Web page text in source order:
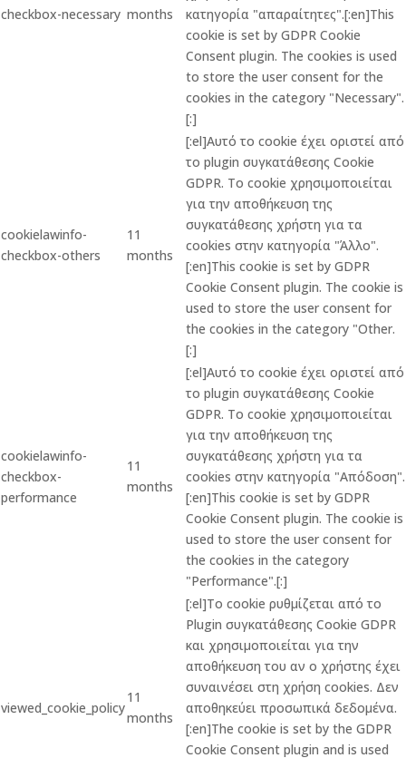
checkbox-necessary months
κατηγορία "απαραίτητες".[:en]This
cookie is set by GDPR Cookie
Consent plugin. The cookies is used
to store the user consent for the
cookies in the category "Necessary".
[:]
cookielawinfo-
checkbox-others
11
months
[:el]Αυτό το cookie έχει οριστεί από
το plugin συγκατάθεσης Cookie
GDPR. Το cookie χρησιμοποιείται
για την αποθήκευση της
συγκατάθεσης χρήστη για τα
cookies στην κατηγορία "Άλλο".
[:en]This cookie is set by GDPR
Cookie Consent plugin. The cookie is
used to store the user consent for
the cookies in the category "Other.
[:]
cookielawinfo-
checkbox-
performance
11
months
[:el]Αυτό το cookie έχει οριστεί από
το plugin συγκατάθεσης Cookie
GDPR. Το cookie χρησιμοποιείται
για την αποθήκευση της
συγκατάθεσης χρήστη για τα
cookies στην κατηγορία "Απόδοση".
[:en]This cookie is set by GDPR
Cookie Consent plugin. The cookie is
used to store the user consent for
the cookies in the category
"Performance".[:]
viewed_cookie_policy
11
months
[:el]Το cookie ρυθμίζεται από το
Plugin συγκατάθεσης Cookie GDPR
και χρησιμοποιείται για την
αποθήκευση του αν ο χρήστης έχει
συναινέσει στη χρήση cookies. Δεν
αποθηκεύει προσωπικά δεδομένα.
[:en]The cookie is set by the GDPR
Cookie Consent plugin and is used